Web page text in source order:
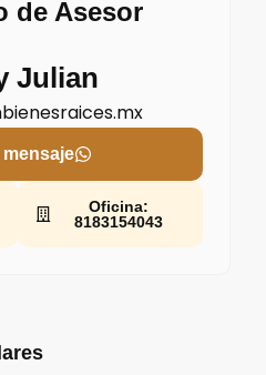
de Asesor
Julian
mensaje
Oficina:
8183154043